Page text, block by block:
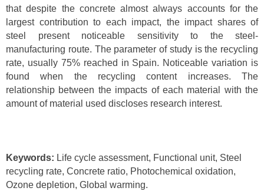
that despite the concrete almost always accounts for the
largest contribution to each impact, the impact shares of
steel present noticeable sensitivity to the steel-
manufacturing route. The parameter of study is the recycling
rate, usually 75% reached in Spain. Noticeable variation is
found when the recycling content increases. The
relationship between the impacts of each material with the
amount of material used discloses research interest.
Keywords: Life cycle assessment, Functional unit, Steel
recycling rate, Concrete ratio, Photochemical oxidation,
Ozone depletion, Global warming.